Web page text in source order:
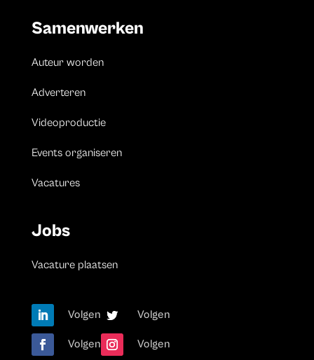
Samenwerken
Auteur worden
Adverteren
Videoproductie
Events organiseren
Vacatures
Jobs
Vacature plaatsen
Volgen Volgen
Volgen Volgen